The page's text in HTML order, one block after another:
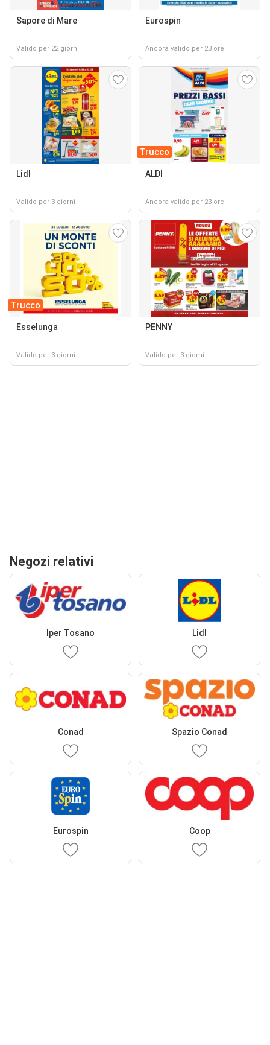
Sapore di Mare
Valido per 22 giorni
Eurospin
Ancora valido per 23 ore
Lidl
Valido per 3 giorni
Trucco
ALDI
Ancora valido per 23 ore
Trucco
Esselunga
Valido per 3 giorni
PENNY
Valido per 3 giorni
Negozi relativi
Iper Tosano Lidl
Conad Spazio Conad
Eurospin Coop